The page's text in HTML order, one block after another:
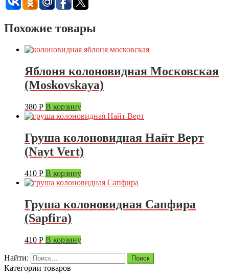
Похожие товары
Яблоня колоновидная Московская
(Moskovskaya)
380 Р В корзину
Груша колоновидная Найт Верт
(Nayt Vert)
410 Р В корзину
Груша колоновидная Сапфира
(Sapfira)
410 Р В корзину
Найти:
Категории товаров